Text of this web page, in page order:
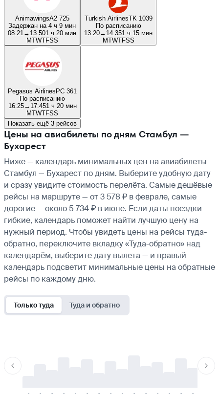
AnimawingsA2 725
Задержан на 4 ч 9 мин
08:21 → 13:501 ч 20 мин
MTWTFSS
Turkish AirlinesTK 1039
По расписанию
13:20→ 14:351 ч 15 мин
MTWTFSS
Pegasus AirlinesPC 361
По расписанию
16:25→ 17:451 ч 20 мин
MTWTFSS
Показать ещё 3 рейсов
Цены на авиабилеты по дням Стамбул —
Бухарест
Ниже — календарь минимальных цен на авиабилеты
Стамбул — Бухарест по дням. Выберите удобную дату
и сразу увидите стоимость перелёта. Самые дешёвые
рейсы на маршруте — от 3 578 ₽ в феврале, самые
дорогие — около 5 734 ₽ в июне. Если даты поездки
гибкие, календарь поможет найти лучшую цену на
нужный период. Чтобы увидеть цены на рейсы туда-
обратно, переключите вкладку «Туда-обратно» над
календарём, выберите дату вылета — и правый
календарь подсветит минимальные цены на обратные
рейсы по каждому дню.
Только туда Туда и обратно
- - - - - - - - - - - - - - -